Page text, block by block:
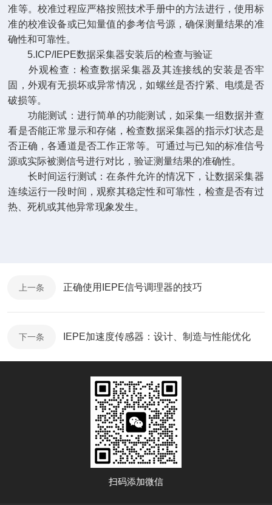
准等。校准过程应严格按照技术手册中的方法进行，使用标
准的校准设备或已知量值的参考信号源，确保测量结果的准
确性和可靠性。
5.ICP/IEPE数据采集器安装后的检查与验证
外观检查：检查数据采集器及其连接线的安装是否牢
固，外观有无损坏或异常情况，如螺丝是否拧紧、电缆是否
破损等。
功能测试：进行简单的功能测试，如采集一组数据并查
看是否能正常显示和存储，检查数据采集器的指示灯状态是
否正确，各通道是否工作正常等。可通过与已知的标准信号
源或实际被测信号进行对比，验证测量结果的准确性。
长时间运行测试：在条件允许的情况下，让数据采集器
连续运行一段时间，观察其稳定性和可靠性，检查是否有过
热、死机或其他异常现象发生。
上一条 正确使用IEPE信号调理器的技巧
下一条 IEPE加速度传感器：设计、制造与性能优化
扫码添加微信